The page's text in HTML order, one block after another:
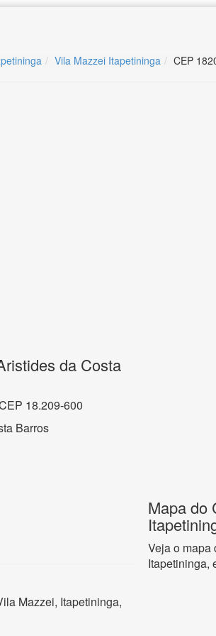
Vila Mazzei Itapetininga CEP
da Costa
18.209-600
Barros
Mazzei, Itapetininga,
Mapa do
Veja o mapa
Itapetininga,